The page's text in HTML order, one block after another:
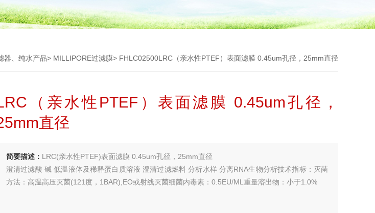
器、纯水产品> MILLIPORE过滤膜> FHLC02500LRC（亲水性PTEF）表面滤膜 0.45um孔径，25mm直径
（亲水性PTEF）表面滤膜 0.45um孔径，
直径
简要描述： LRC(亲水性PTEF)表面滤膜 0.45um孔径，25mm直径
澄清过滤酸 碱 低温液体及稀释蛋白质溶液 澄清过滤燃料 分析水样 分离RNA生物分析技术指标：灭菌
方法：高温高压灭菌(121度，1BAR),EO或射线灭菌细菌内毒素：0.5EU/ML重量溶出物：小于1.0%